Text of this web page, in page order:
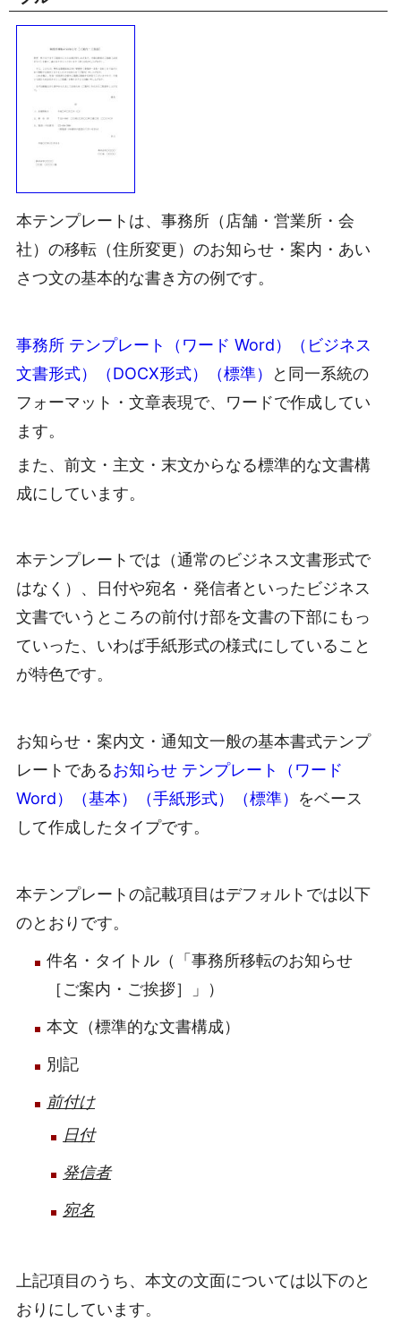
本テンプレートは、事務所（店舗・営業所・会
社）の移転（住所変更）のお知らせ・案内・あい
さつ文の基本的な書き方の例です。
事務所 テンプレート（ワード Word）（ビジネス
文書形式）（DOCX形式）（標準）
と同一系統の
フォーマット・文章表現で、ワードで作成してい
ます。
また、前文・主文・末文からなる標準的な文書構
成にしています。
本テンプレートでは（通常のビジネス文書形式で
はなく）、日付や宛名・発信者といったビジネス
文書でいうところの前付け部を文書の下部にもっ
ていった、いわば手紙形式の様式にしていること
が特色です。
お知らせ・案内文・通知文一般の基本書式テンプ
レートであるお知らせ テンプレート（ワード
Word）（基本）（手紙形式）（標準） をベース
して作成したタイプです。
本テンプレートの記載項目はデフォルトでは以下
のとおりです。
件名・タイトル（「事務所移転のお知らせ
［ご案内・ご挨拶］」）
本文（標準的な文書構成）
別記
前付け
日付
発信者
宛名
上記項目のうち、本文の文面については以下のと
おりにしています。